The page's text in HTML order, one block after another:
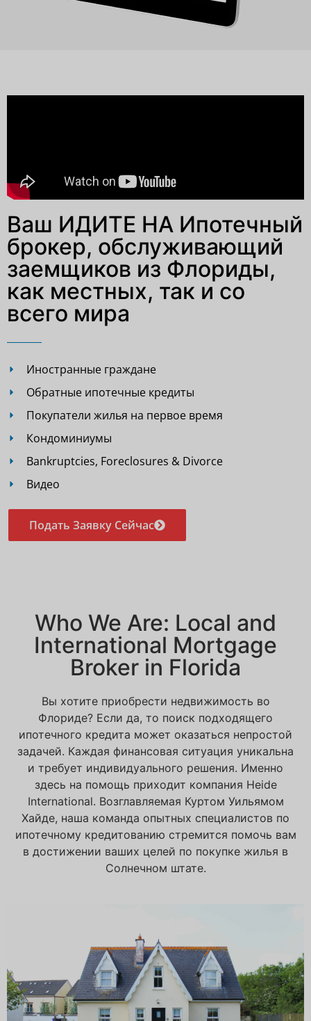
Ваш ИДИТЕ НА Ипотечный
брокер, обслуживающий
заемщиков из Флориды,
как местных, так и со
всего мира
Иностранные граждане
Обратные ипотечные кредиты
Покупатели жилья на первое время
Кондоминиумы
Bankruptcies, Foreclosures & Divorce
Видео
Подать Заявку Сейчас
Who We Are: Local and
International Mortgage
Broker in Florida
Вы хотите приобрести недвижимость во
Флориде? Если да, то поиск подходящего
ипотечного кредита может оказаться непростой
задачей. Каждая финансовая ситуация уникальна
и требует индивидуального решения. Именно
здесь на помощь приходит компания Heide
International. Возглавляемая Куртом Уильямом
Хайде, наша команда опытных специалистов по
ипотечному кредитованию стремится помочь вам
в достижении ваших целей по покупке жилья в
Солнечном штате.